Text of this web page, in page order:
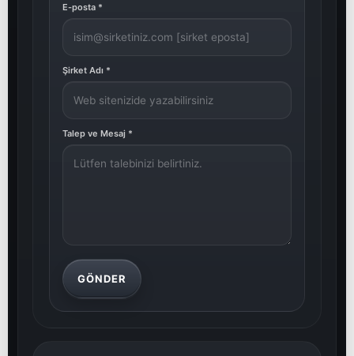
E-posta *
Şirket Adı *
Talep ve Mesaj *
GÖNDER